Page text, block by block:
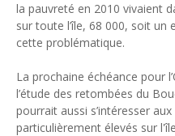
la pauvreté en 2010 vivaient
sur toute l’île, 68 000, soit
cette problématique.
La prochaine échéance pour
l’étude des retombées du
pourrait aussi s’intéresser
particulièrement élevés sur